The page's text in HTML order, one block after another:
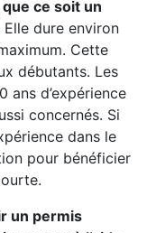
ce soit un
Elle dure environ
Cette
débutants. Les
ans d’expérience
concernés. Si
dans le
pour bénéficier
un permis